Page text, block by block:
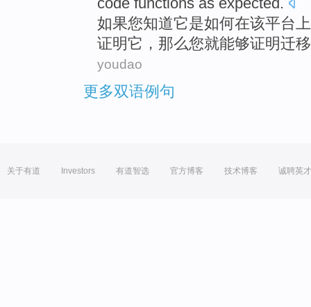
如果您知道它是如何在该平台上
证明它，那么您就能够证明迁移
youdao
更多双语例句
关于有道 Investors 有道智选 官方博客 技术博客 诚聘英才